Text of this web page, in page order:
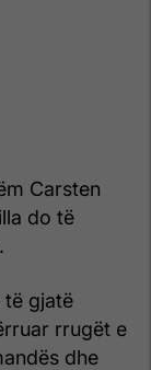
Carsten
do të
të gjatë
rrugët e
dhe